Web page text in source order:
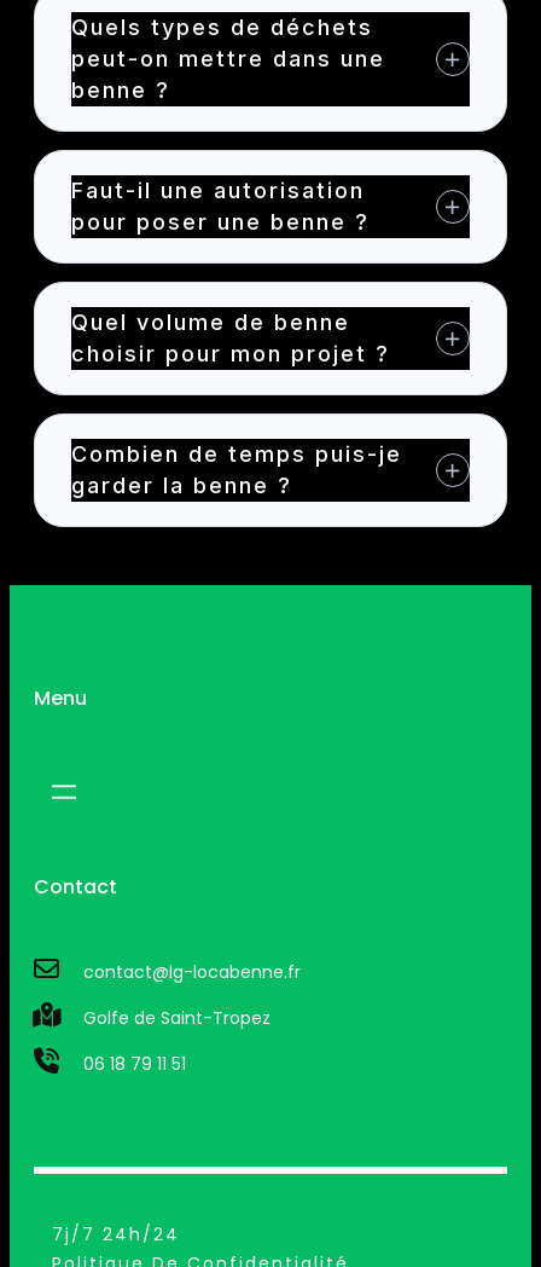
Quels types de déchets
peut-on mettre dans une
benne ?
Faut-il une autorisation
pour poser une benne ?
Quel volume de benne
choisir pour mon projet ?
Combien de temps puis-je
garder la benne ?
Menu
Contact
contact@lg-locabenne.fr
Golfe de Saint-Tropez
06 18 79 11 51
7j/7 24h/24